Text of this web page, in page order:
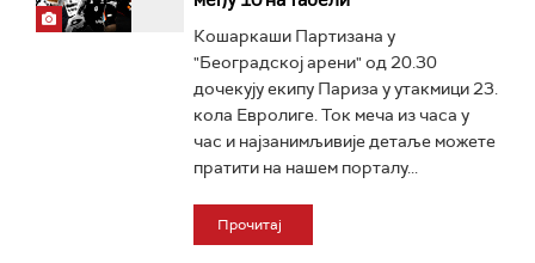
Кошаркаши Партизана у
"Београдској арени" од 20.30
дочекују екипу Париза у утакмици 23.
кола Евролиге. Ток меча из часа у
час и најзанимљивије детаље можете
пратити на нашем порталу...
Прочитај